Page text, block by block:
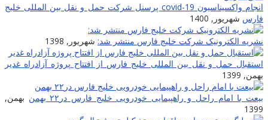
انجام واکسیناسیون covid-19 پرسنل شرکت حمل و نقل بین المللی خلیج
فارس شهریور, 1400
نشریه الکترونیک شرکت خلیج فارس منتشر شد: شهریور, 1398
استقبال حمل و نقل بین المللی خلیج فارس از افتتاح پروژه آزادراه غدیر
بهمن, 1399
بیعت با امام راحل و راهپیمایی خودرویی خلیج فارس در۲۲ بهمن
بهمن,
1399